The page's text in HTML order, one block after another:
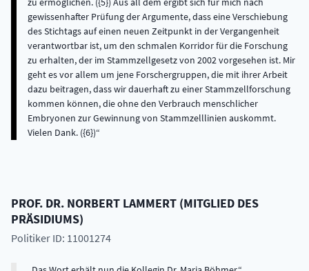
gewissenhafter Prüfung der Argumente, dass eine Verschiebung
des Stichtags auf einen neuen Zeitpunkt in der Vergangenheit
verantwortbar ist, um den schmalen Korridor für die Forschung
zu erhalten, der im Stammzellgesetz von 2002 vorgesehen ist. Mir
geht es vor allem um jene Forschergruppen, die mit ihrer Arbeit
dazu beitragen, dass wir dauerhaft zu einer Stammzellforschung
kommen können, die ohne den Verbrauch menschlicher
Embryonen zur Gewinnung von Stammzelllinien auskommt.
Vielen Dank. ({6})
PROF. DR. NORBERT LAMMERT (MITGLIED DES
PRÄSIDIUMS)
Politiker ID: 11001274